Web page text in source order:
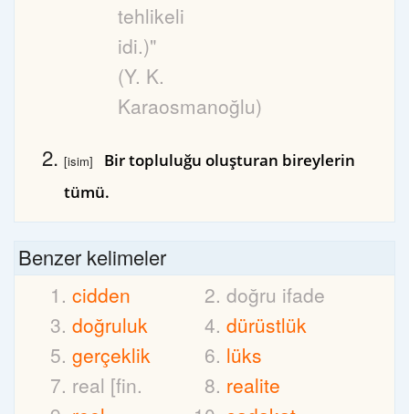
tehlikeli
idi.)"
(Y. K.
Karaosmanoğlu)
[isim]
Bir topluluğu oluşturan bireylerin
tümü.
Benzer kelimeler
cidden
doğru ifade
doğruluk
dürüstlük
gerçeklik
lüks
real [fin.
realite